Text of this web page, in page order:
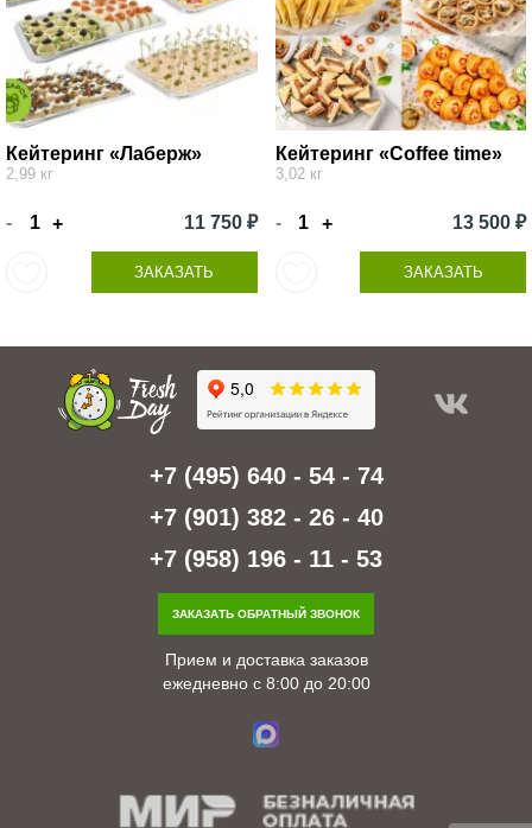
Кейтеринг «Лаберж»
2,99 кг
- + 11 750 ₽
ЗАКАЗАТЬ
Кейтеринг «Coffee time»
3,02 кг
- + 13 500 ₽
ЗАКАЗАТЬ
+7 (495) 640 - 54 - 74
+7 (901) 382 - 26 - 40
+7 (958) 196 - 11 - 53
ЗАКАЗАТЬ ОБРАТНЫЙ ЗВОНОК
Прием и доставка заказов
ежедневно с 8:00 до 20:00